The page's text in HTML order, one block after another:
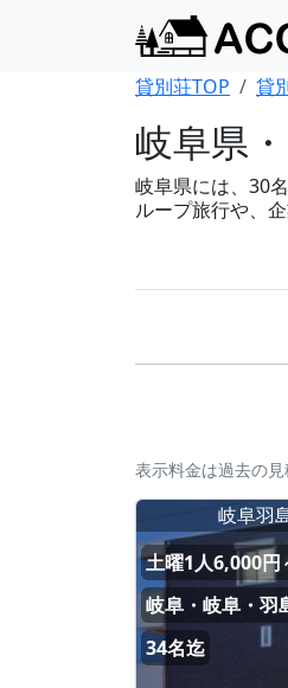
貸別荘TOP
貸
岐阜県
岐阜県には、30
ループ旅行や、
表示料金は過去の
岐阜羽
土曜1人6,000円
岐阜・岐阜・羽
34名迄